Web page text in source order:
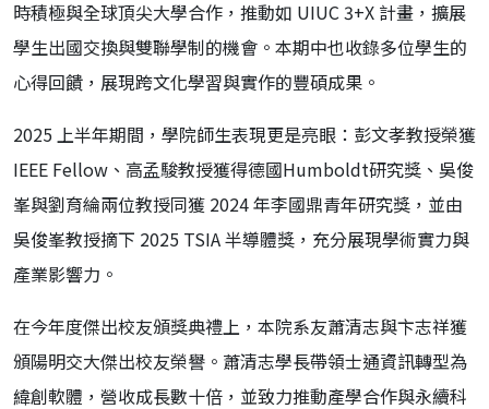
時積極與全球頂尖大學合作，推動如 UIUC 3+X 計畫，擴展
學生出國交換與雙聯學制的機會。本期中也收錄多位學生的
心得回饋，展現跨文化學習與實作的豐碩成果。
2025 上半年期間，學院師生表現更是亮眼：彭文孝教授榮獲
IEEE Fellow、高孟駿教授獲得德國Humboldt研究獎 、吳俊
峯與劉育綸兩位教授同獲 2024 年李國鼎青年研究獎，並由
吳俊峯教授摘下 2025 TSIA 半導體獎，充分展現學術實力與
產業影響力。
在今年度傑出校友頒獎典禮上，本院系友蕭清志與卞志祥獲
頒陽明交大傑出校友榮譽。蕭清志學長帶領士通資訊轉型為
緯創軟體，營收成長數十倍，並致力推動產學合作與永續科